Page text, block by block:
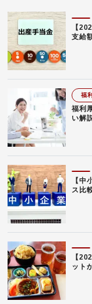
【
支給
福
福利
い解
【中
ス比
【
ット